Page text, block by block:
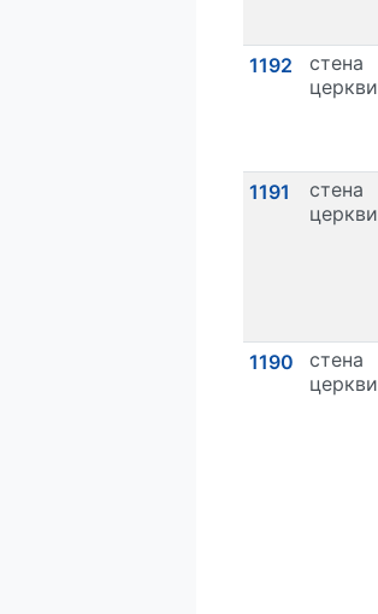
1192
стена
церкви
1191
стена
церкви
1190
стена
церкви